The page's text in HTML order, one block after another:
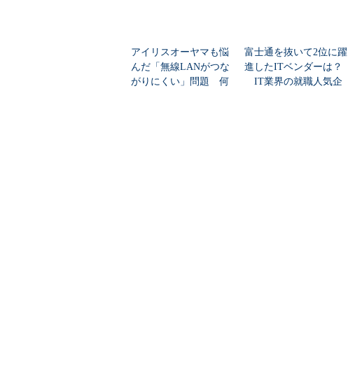
アイリスオーヤマも悩
んだ「無線LANがつな
がりにくい」問題 何
富士通を抜いて2位に躍
進したITベンダーは？
IT業界の就職人気企